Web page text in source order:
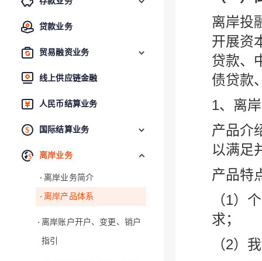
贷款业务
贸易融资业务
线上供应链金融
人民币结算业务
国际结算业务
离岸业务
离岸业务简介
离岸产品体系
离岸账户开户、变更、销户
指引
离岸投
开展资
贷款、
债贷款
1、离
产品介
以满足
产品特
（1）
求；
（2）